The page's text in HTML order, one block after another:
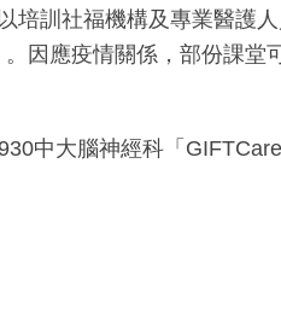
訓社福機構及專業醫護
因應疫情關係，部份課
中大腦神經科「